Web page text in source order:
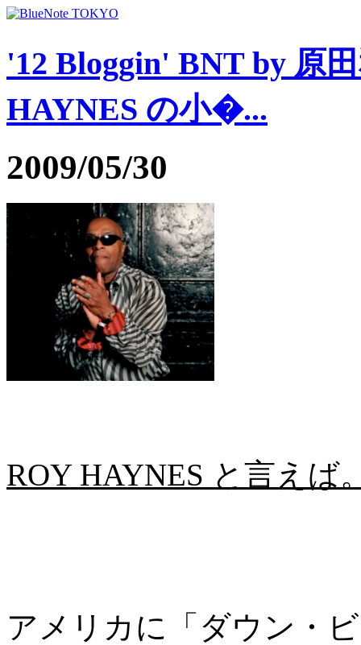
'12 Bloggin' BNT by 原
HAYNES の小�...
2009/05/30
ROY HAYNES と言えば
アメリカに「ダウン・